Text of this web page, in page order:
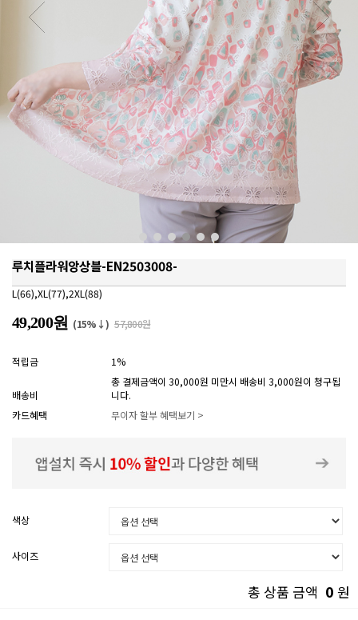
루치플라워앙상블-EN2503008-
L(66),XL(77),2XL(88)
49,200원 (15%↓) 57,800원
적립금 1%
배송비
총 결제금액이 30,000원 미만시 배송비 3,000원이 청구됩
니다.
카드혜택
무이자 할부 혜택보기 >
색상
사이즈
총 상품 금액 0 원